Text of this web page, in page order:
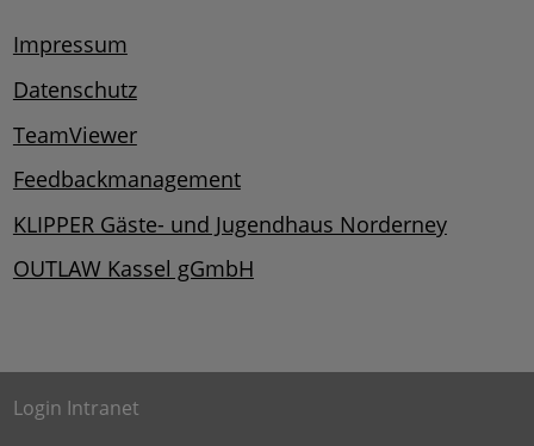
Impressum
Datenschutz
TeamViewer
Feedbackmanagement
KLIPPER Gäste- und Jugendhaus Norderney
OUTLAW Kassel gGmbH
Login Intranet